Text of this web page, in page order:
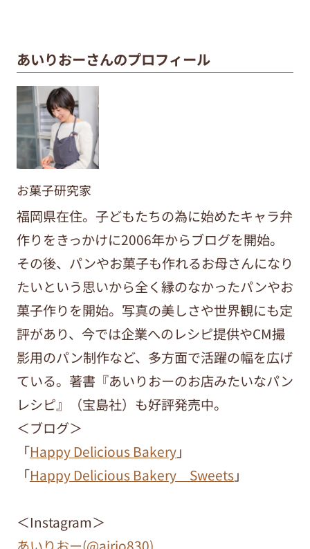
あいりおーさんのプロフィール
お菓子研究家
福岡県在住。子どもたちの為に始めたキャラ弁
作りをきっかけに2006年からブログを開始。
その後、パンやお菓子も作れるお母さんになり
たいという思いから全く縁のなかったパンやお
菓子作りを開始。写真の美しさや世界観にも定
評があり、今では企業へのレシピ提供やCM撮
影用のパン制作など、多方面で活躍の幅を広げ
ている。著書『あいりおーのお店みたいなパン
レシピ』（宝島社）も好評発売中。
＜ブログ＞
「Happy Delicious Bakery」
「Happy Delicious Bakery Sweets」
＜Instagram＞